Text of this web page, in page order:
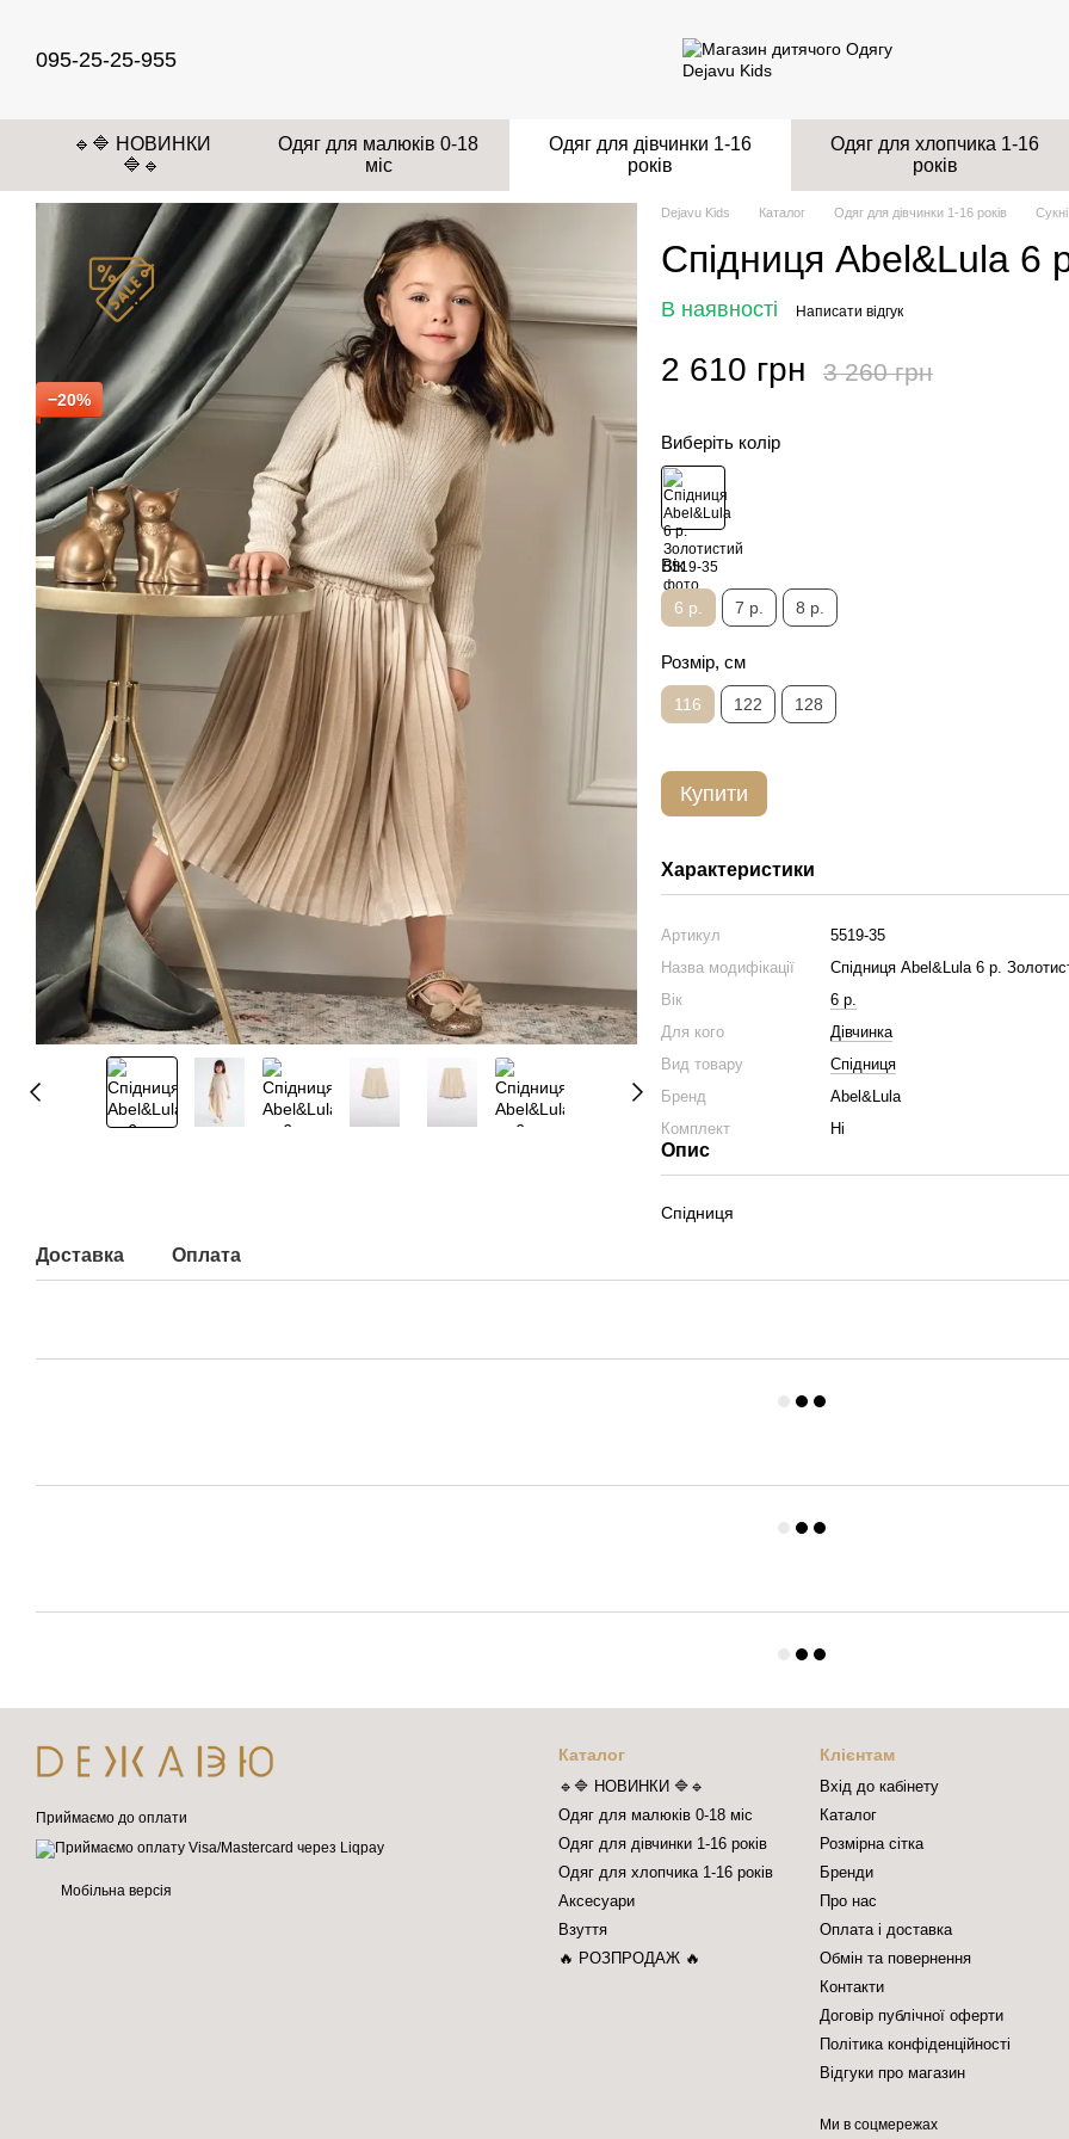
095-25-25-955
🔹🔷 НОВИНКИ
🔷🔹
Одяг для малюків 0-18
міс
Одяг для дівчинки 1-16
років
Одяг для хлопчика 1-16
років
−20%
Dejavu Kids Каталог Одяг для дівчинки 1-16 років
Спідниця Abel&Lula 6
В наявності Написати відгук
2 610 грн 3 260 грн
Виберіть колір
Вік
6 р. 7 р. 8 р.
Розмір, см
116 122 128
Купити
Характеристики
Артикул
5519-35
Назва модифікації
Спідниця Abel&Lula 6 р.
Вік
6 р.
Для кого
Дівчинка
Вид товару
Спідниця
Бренд
Abel&Lula
Комплект
Ні
Опис
Спідниця
Доставка Оплата
Приймаємо до оплати
Мобільна версія
Каталог
🔹🔷 НОВИНКИ 🔷🔹
Одяг для малюків 0-18 міс
Одяг для дівчинки 1-16 років
Одяг для хлопчика 1-16 років
Аксесуари
Взуття
🔥 РОЗПРОДАЖ 🔥
Клієнтам
Вхід до кабінету
Каталог
Розмірна сітка
Бренди
Про нас
Оплата і доставка
Обмін та повернення
Контакти
Договір публічної оферти
Політика конфіденційності
Відгуки про магазин
Ми в соцмережах